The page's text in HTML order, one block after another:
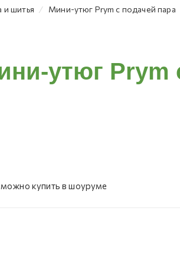
и шитья ⁄ Мини-утюг Prym с подачей пара
утюг Prym
купить в шоуруме